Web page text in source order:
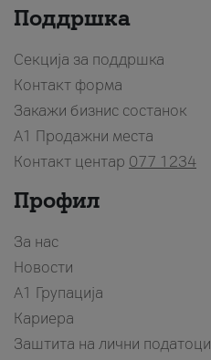
Поддршка
Секција за поддршка
Контакт форма
Закажи бизнис состанок
A1 Продажни места
Контакт центар 077 1234
Профил
За нас
Новости
А1 Групација
Кариера
Заштита на лични податоци